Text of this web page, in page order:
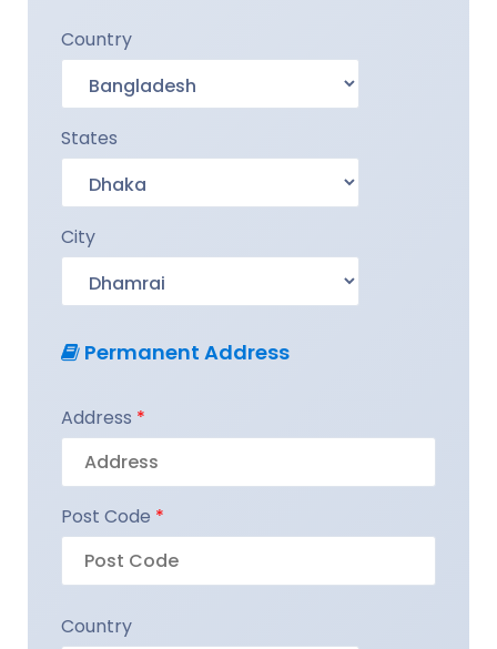
Country
States
City
Permanent Address
Address *
Post Code *
Country